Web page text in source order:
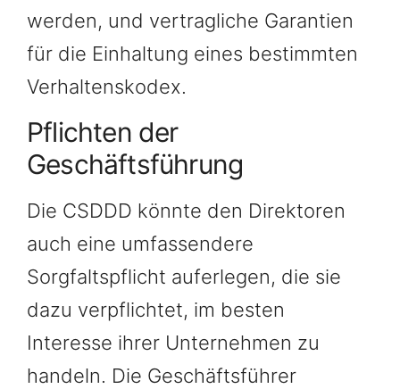
werden, und vertragliche Garantien
für die Einhaltung eines bestimmten
Verhaltenskodex.
Pflichten der
Geschäftsführung
Die CSDDD könnte den Direktoren
auch eine umfassendere
Sorgfaltspflicht auferlegen, die sie
dazu verpflichtet, im besten
Interesse ihrer Unternehmen zu
handeln. Die Geschäftsführer